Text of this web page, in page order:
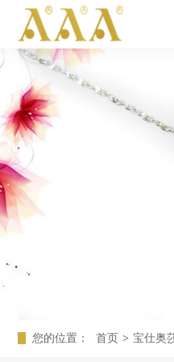
您的位置： 首页 > 宝仕奥